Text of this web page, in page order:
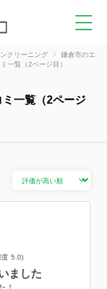
クリーニング
鎌倉市のエ
一覧（2ページ目）
一覧（2ページ
度 5.0
ました